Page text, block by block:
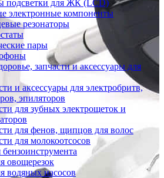
подсветки для ЖК (LCD)
электронные компоненты
резонаторы
пары
запчасти и аксессуары для
и аксессуары для электробритв,
эпиляторов
для зубных электрощеток и
для фенов, щипцов для волос
для молокоотсосов
бензоинструмента
овощерезок
водяных насосов